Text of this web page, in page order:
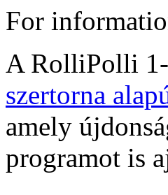
For
A RolliPolli 1-
szertorna
amely
programot is